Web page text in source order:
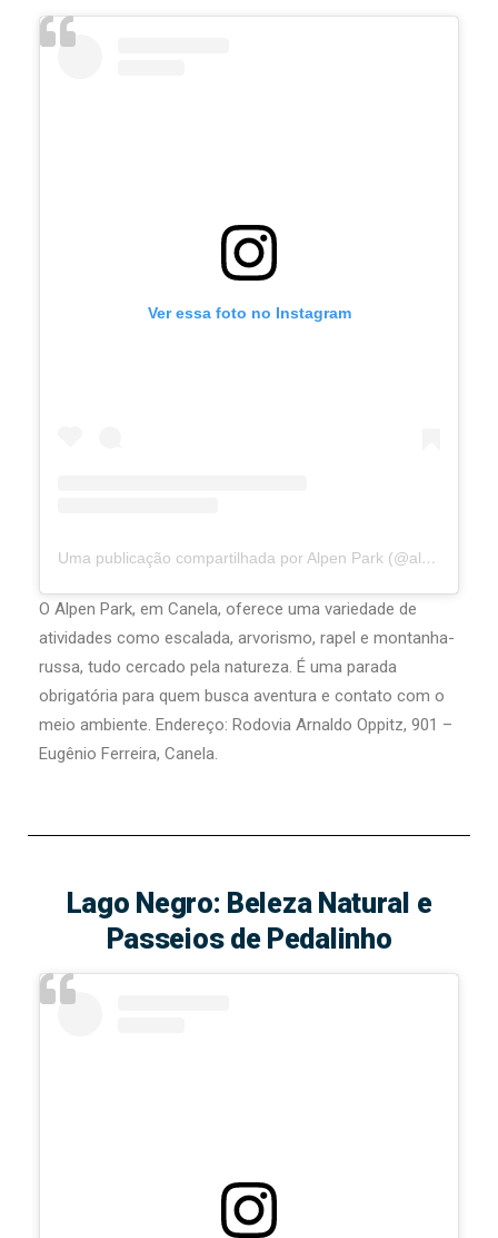
Ver essa foto no Instagram
Uma publicação compartilhada por Alpen Park (@alpenpark)
O Alpen Park, em Canela, oferece uma variedade de
atividades como escalada, arvorismo, rapel e montanha-
russa, tudo cercado pela natureza. É uma parada
obrigatória para quem busca aventura e contato com o
meio ambiente. Endereço: Rodovia Arnaldo Oppitz, 901 –
Eugênio Ferreira, Canela.
Lago Negro: Beleza Natural e
Passeios de Pedalinho